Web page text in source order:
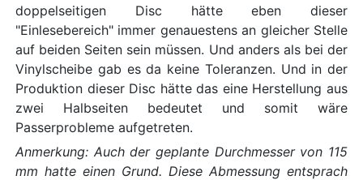
doppelseitigen Disc hätte eben dieser
"Einlesebereich" immer genauestens an gleicher Stelle
auf beiden Seiten sein müssen. Und anders als bei der
Vinylscheibe gab es da keine Toleranzen. Und in der
Produktion dieser Disc hätte das eine Herstellung aus
zwei Halbseiten bedeutet und somit wäre
Passerprobleme aufgetreten.
Anmerkung: Auch der geplante Durchmesser von 115
mm hatte einen Grund. Diese Abmessung entsprach